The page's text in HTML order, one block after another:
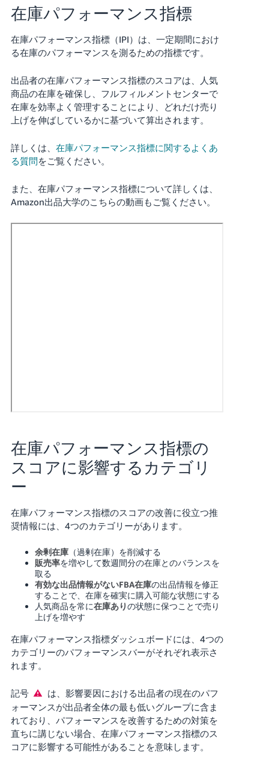
日
語
한
국
어
-
日
本
-
JP
English
- JP
ロ
グ
イ
ン
さ
っ
く
始
め
在庫パフォーマンス指標
在庫パフォーマンス指標（IPI）は、一定期間におけ
る在庫のパフォーマンスを測るための指標です。
出品者の在庫パフォーマンス指標のスコアは、人気
商品の在庫を確保し、フルフィルメントセンターで
在庫を効率よく管理することにより、どれだけ売り
上げを伸ばしているかに基づいて算出されます。
詳しくは、 在庫パフォーマンス指標に関するよくあ
る質問をご覧ください。
また、在庫パフォーマンス指標について詳しくは、
Amazon出品大学のこちらの動画もご覧ください。
在庫パフォーマンス指標の
スコアに影響するカテゴリ
ー
在庫パフォーマンス指標のスコアの改善に役立つ推
奨情報には、4つのカテゴリーがあります。
余剰在庫（過剰在庫）を削減する
販売率を増やして数週間分の在庫とのバランスを
取る
有効な出品情報がないFBA在庫の出品情報を修正
することで、在庫を確実に購入可能な状態にする
人気商品を常に在庫ありの状態に保つことで売り
上げを増やす
在庫パフォーマンス指標ダッシュボードには、 4つの
カテゴリーのパフォーマンスバーがそれぞれ表示さ
れます。
記号
は、影響要因における出品者の現在のパフ
ォーマンスが出品者全体の最も低いグループに含ま
れており、パフォーマンスを改善するための対策を
直ちに講じない場合、在庫パフォーマンス指標のス
コアに影響する可能性があることを意味します。